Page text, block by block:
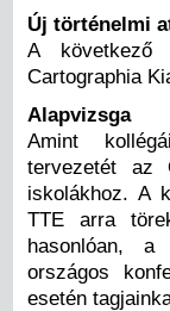
Új történelmi
A következő
Cartographia
Alapvizsga
Amint
tervezetét az
iskolákhoz. A
TTE arra
hasonlóan, a
országos
esetén